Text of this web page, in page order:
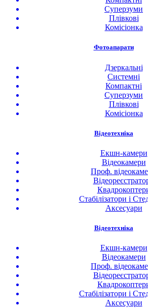
Суперзуми
Плівкові
Комісіонка
Фотоапарати
Дзеркальні
Системні
Компактні
Суперзуми
Плівкові
Комісіонка
Відеотехніка
Екшн-камери
Відеокамери
Проф.
Стабілізатори і
Аксесуари
Відеотехніка
Екшн-камери
Відеокамери
Проф.
Стабілізатори і
Аксесуари